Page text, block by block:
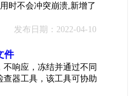
时不会冲突崩溃,新增了
发布日期：2022-04-10
件
响应，冻结并通过不同
器工具，该工具可协助